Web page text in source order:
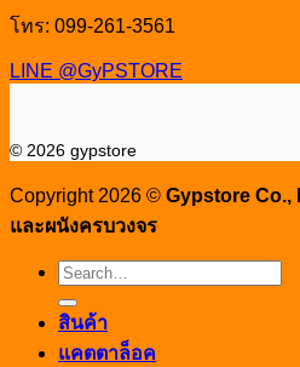
โทร: 099-261-3561
LINE @GyPSTORE
© 2026 gypstore
Copyright 2026 © Gypstore Co.,
และผนังครบวงจร
Search
for:
สินค้า
แคตตาล็อค